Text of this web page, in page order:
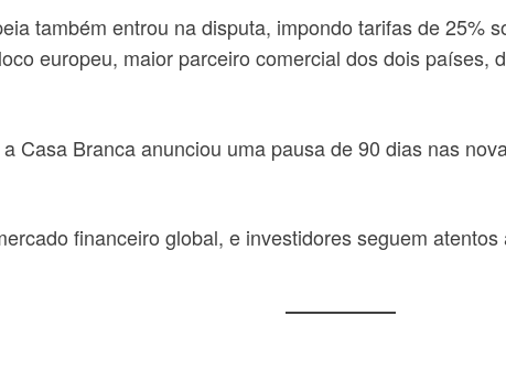
também entrou na disputa, impondo tarifas de 25%
europeu, maior parceiro comercial dos dois países,
Casa Branca anunciou uma pausa de 90 dias nas
financeiro global, e investidores seguem